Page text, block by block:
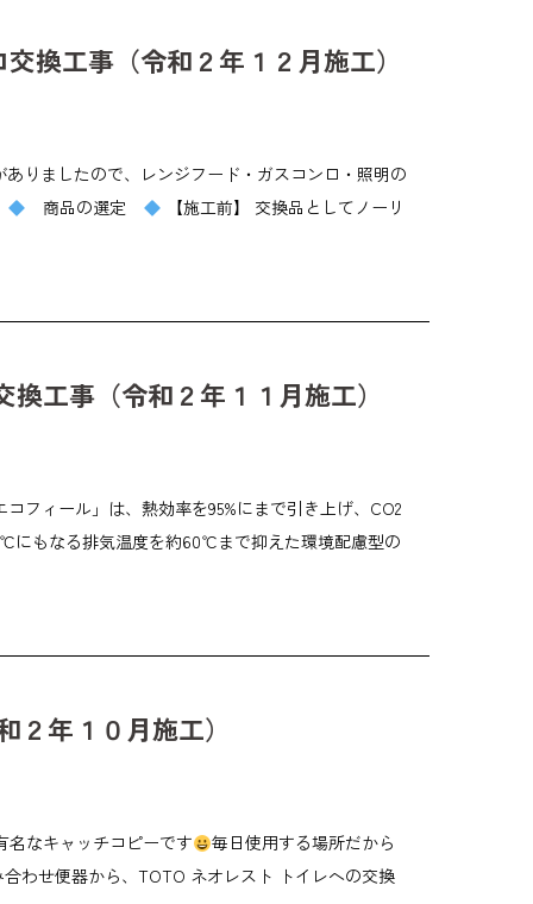
換工事（令和２年１２月施工）
りましたので、レンジフード・ガスコンロ・照明の
商品の選定
【施工前】 交換品としてノーリ
工事（令和２年１１月施工）
フィール」は、熱効率を95%にまで引き上げ、CO2
にもなる排気温度を約60℃まで抑えた環境配慮型の
年１０月施工）
名なキャッチコピーです
毎日使用する場所だから
わせ便器から、TOTO ネオレスト トイレへの交換